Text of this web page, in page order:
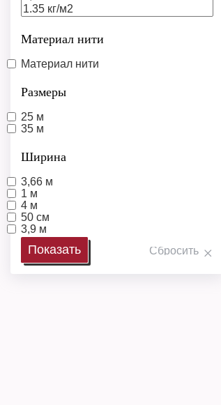
Материал нити
Материал нити
Размеры
25 м
35 м
Ширина
3,66 м
1 м
4 м
50 см
3,9 м